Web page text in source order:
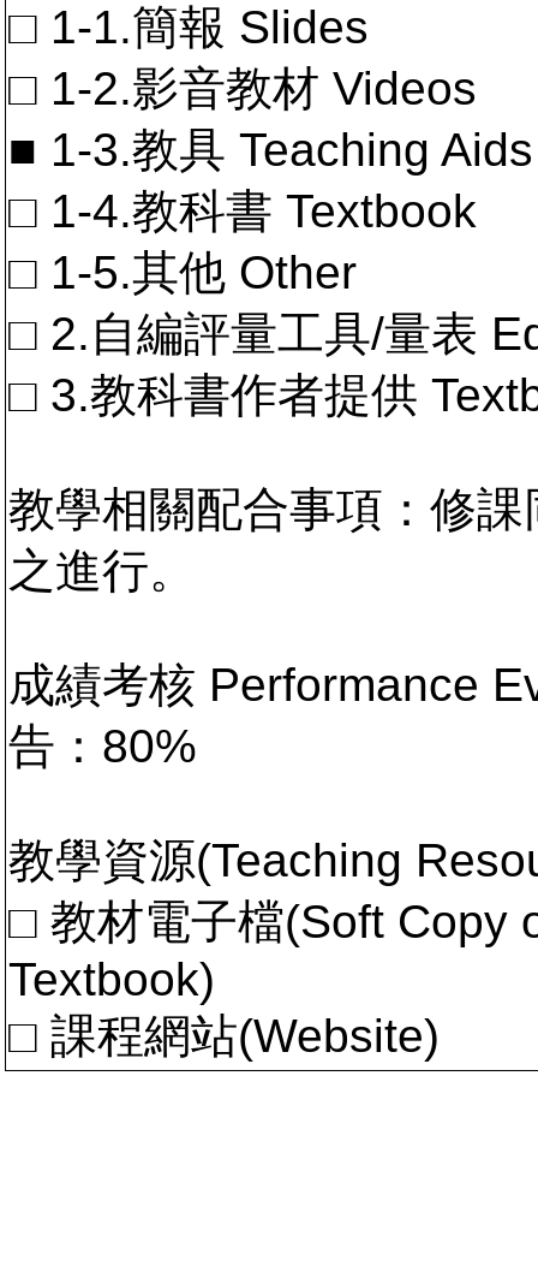
□ 1-1.簡報 Slides
□ 1-2.影音教材 Videos
■ 1-3.教具 Teaching Aids
□ 1-4.教科書 Textbook
□ 1-5.其他 Other
□ 2.自編評量工具/量表
□ 3.教科書作者提供
教學相關配合事項：修
之進行。
成績考核 Performance
告：80%
教學資源(Teaching
□ 教材電子檔(Soft Copy
Textbook)
□ 課程網站(Website)